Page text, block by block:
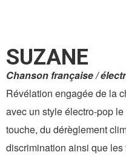
SUZANE
Chanson française /
Révélation engagée de la
avec un style électro-pop
touche, du dérèglement
discrimination ainsi que